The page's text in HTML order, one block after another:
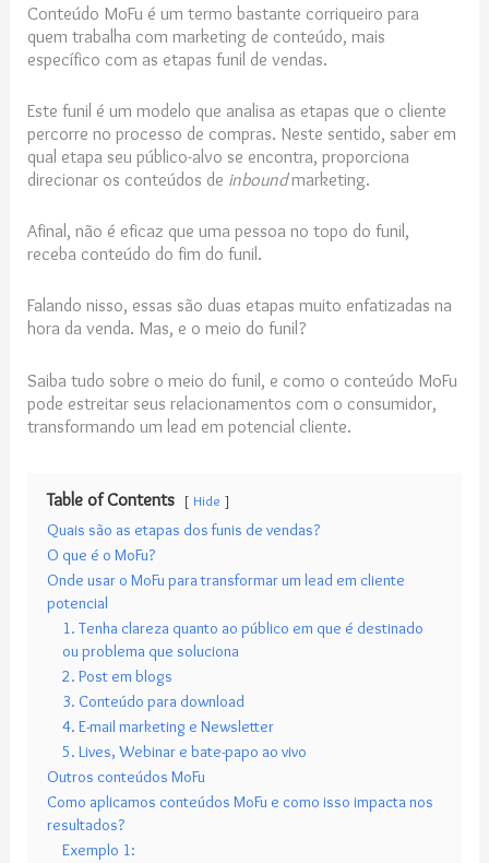
Conteúdo MoFu é um termo bastante corriqueiro para
quem trabalha com marketing de conteúdo, mais
específico com as etapas funil de vendas.
Este funil é um modelo que analisa as etapas que o cliente
percorre no processo de compras. Neste sentido, saber em
qual etapa seu público-alvo se encontra, proporciona
direcionar os conteúdos de inboundmarketing.
Afinal, não é eficaz que uma pessoa no topo do funil,
receba conteúdo do fim do funil.
Falando nisso, essas são duas etapas muito enfatizadas na
hora da venda. Mas, e o meio do funil?
Saiba tudo sobre o meio do funil, e como o conteúdo MoFu
pode estreitar seus relacionamentos com o consumidor,
transformando um lead em potencial cliente.
Table of Contents Hide
Quais são as etapas dos funis de vendas?
O que é o MoFu?
Onde usar o MoFu para transformar um lead em cliente
potencial
1. Tenha clareza quanto ao público em que é destinado
ou problema que soluciona
2. Post em blogs
3. Conteúdo para download
4. E-mail marketing e Newsletter
5. Lives, Webinar e bate-papo ao vivo
Outros conteúdos MoFu
Como aplicamos conteúdos MoFu e como isso impacta nos
resultados?
Exemplo 1: